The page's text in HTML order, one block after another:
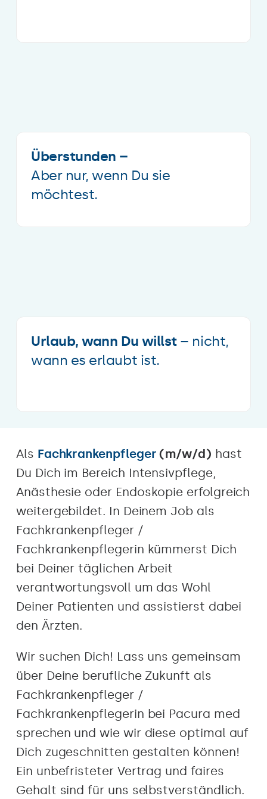
Überstunden –
Aber nur, wenn Du sie
möchtest.
Urlaub, wann Du willst– nicht,
wann es erlaubt ist.
Als Fachkrankenpfleger (m/w/d) hast
Du Dich im Bereich Intensivpflege,
Anästhesie oder Endoskopie erfolgreich
weitergebildet. In Deinem Job als
Fachkrankenpfleger /
Fachkrankenpflegerin kümmerst Dich
bei Deiner täglichen Arbeit
verantwortungsvoll um das Wohl
Deiner Patienten und assistierst dabei
den Ärzten.
Wir suchen Dich! Lass uns gemeinsam
über Deine berufliche Zukunft als
Fachkrankenpfleger /
Fachkrankenpflegerin bei Pacura med
sprechen und wie wir diese optimal auf
Dich zugeschnitten gestalten können!
Ein unbefristeter Vertrag und faires
Gehalt sind für uns selbstverständlich.